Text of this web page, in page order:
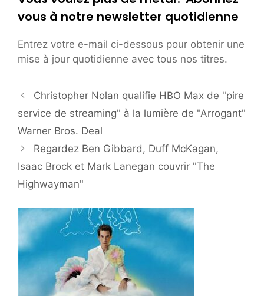
vous à notre newsletter quotidienne
Entrez votre e-mail ci-dessous pour obtenir une
mise à jour quotidienne avec tous nos titres.
Christopher Nolan qualifie HBO Max de "pire
service de streaming" à la lumière de "Arrogant"
Warner Bros. Deal
Regardez Ben Gibbard, Duff McKagan,
Isaac Brock et Mark Lanegan couvrir "The
Highwayman"